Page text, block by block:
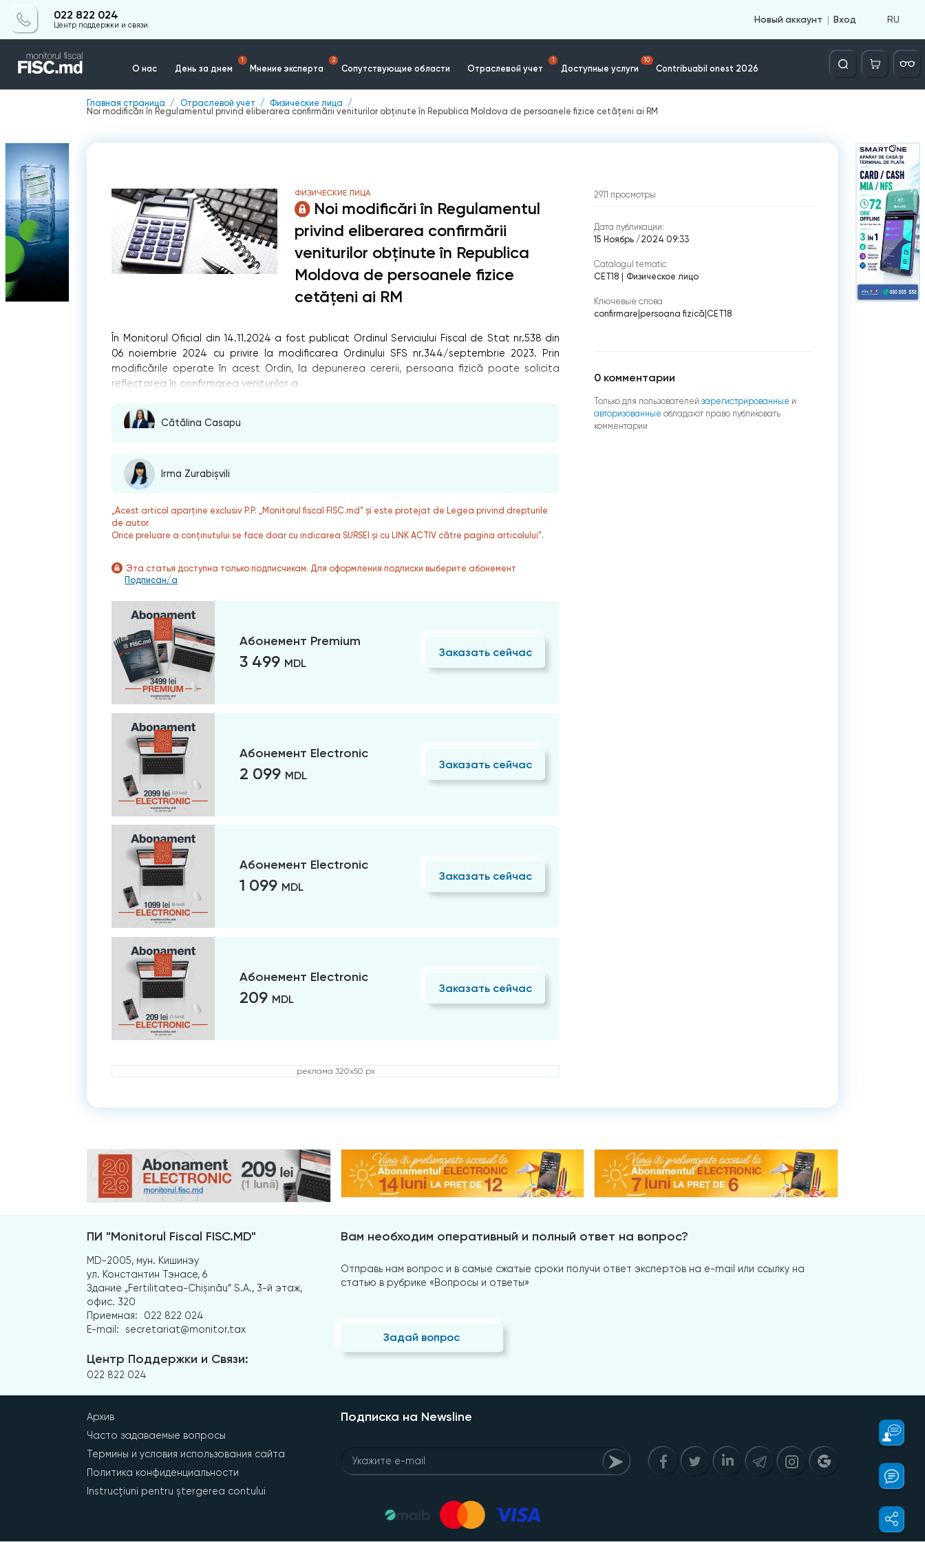
022 822 024
Центр поддержки и связи
Новый аккаунт Вход RU
О нас День за днем
1
Мнение эксперта
2
Сопутствующие области Отраслевой учет
1
Доступные услуги
10
Contribuabil onest 2026
Контакты
Căutare
Главная страница Отраслевой учет
Физические лица
Noi modificări în Regulamentul privind eliberarea confirmării veniturilor obținute în Republica Moldova de persoanele fizice cetățeni ai RM
ФИЗИЧЕСКИЕ ЛИЦА
Noi modificări în Regulamentul
privind eliberarea confirmării
veniturilor obținute în Republica
Moldova de persoanele fizice
cetățeni ai RM
În Monitorul Oficial din 14.11.2024 a fost publicat Ordinul Serviciului Fiscal de Stat nr.538 din
06 noiembrie 2024 cu privire la modificarea Ordinului SFS nr.344/septembrie 2023. Prin
modificările operate în acest Ordin, la depunerea cererii, persoana fizică poate solicita
reflectarea în confirmarea veniturilor a
Cătălina Casapu
Irma Zurabișvili
„Acest articol aparține exclusiv P.P. „Monitorul fiscal FISC.md” și este protejat de Legea privind drepturile
de autor.
Orice preluare a conținutului se face doar cu indicarea SURSEI și cu LINK ACTIV către pagina articolului”.
Эта статья доступна только подписчикам. Для оформления подписки выберите абонемент
Подписан/а
Абонемент Premium
3 499 MDL
Заказать сейчас
Абонемент Electronic
2 099 MDL
Заказать сейчас
Абонемент Electronic
1 099 MDL
Заказать сейчас
Абонемент Electronic
209 MDL
Заказать сейчас
реклама 320x50 px
2911 просмотры
Дата публикации:
15 Ноябрь /2024 09:33
Catalogul tematic
CET18
Физическое лицо
Ключевые слова
confirmare persoana fizică CET18
0 комментарии
Только для пользователей зарегистрированные и
авторизованные обладают право публиковать
комментарии
ПИ "Monitorul Fiscal FISC.MD"
MD-2005, мун. Кишинэу
ул. Константин Тэнасе, 6
Здание „Fertilitatea-Chișinău” S.A., 3-й этаж,
офис. 320
Приемная:
022 822 024
E-mail:
secretariat@monitor.tax
Центр Поддержки и Связи:
022 822 024
Вам необходим оперативный и полный ответ на вопрос?
Отправь нам вопрос и в самые сжатые сроки получи ответ экспертов на e-mail или ссылку на
статью в рубрике «Вопросы и ответы»
Задай вопрос
Архив
Часто задаваемые вопросы
Термины и условия использования сайта
Политика конфиденциальности
Instrucțiuni pentru ștergerea contului
Подписка на Newsline